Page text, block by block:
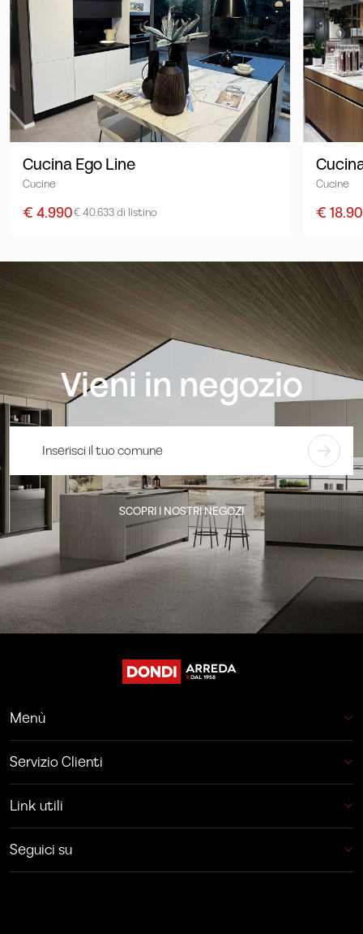
Cucina Ego Line
Cucine
€ 4.990€ 40.633 di listino
Cucine
€
Vieni in negozio
SCOPRI I NOSTRI NEGOZI
Menù
Servizio Clienti
Link utili
Seguici su